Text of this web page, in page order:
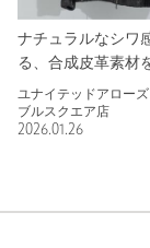
ナチュラルなシワ
る、合成皮革素材
ャケット
ユナイテッドアロー
ブルスクエア店
2026.01.26